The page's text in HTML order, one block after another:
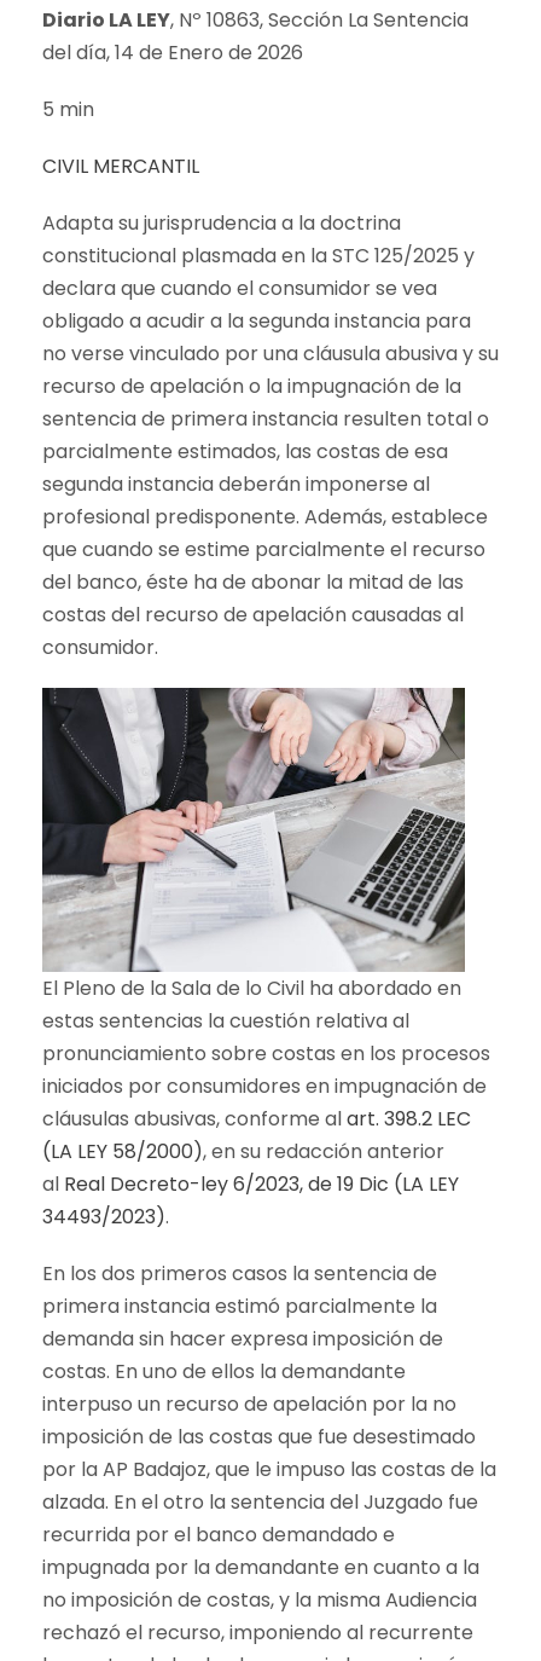
Diario LA LEY, Nº 10863, Sección La Sentencia
del día, 14 de Enero de 2026
5 min
CIVIL MERCANTIL
Adapta su jurisprudencia a la doctrina
constitucional plasmada en la STC 125/2025 y
declara que cuando el consumidor se vea
obligado a acudir a la segunda instancia para
no verse vinculado por una cláusula abusiva y su
recurso de apelación o la impugnación de la
sentencia de primera instancia resulten total o
parcialmente estimados, las costas de esa
segunda instancia deberán imponerse al
profesional predisponente. Además, establece
que cuando se estime parcialmente el recurso
del banco, éste ha de abonar la mitad de las
costas del recurso de apelación causadas al
consumidor.
El Pleno de la Sala de lo Civil ha abordado en
estas sentencias la cuestión relativa al
pronunciamiento sobre costas en los procesos
iniciados por consumidores en impugnación de
cláusulas abusivas, conforme alart. 398.2 LEC
(LA LEY 58/2000), en su redacción anterior
al Real Decreto-ley 6/2023, de 19 Dic (LA LEY
34493/2023).
En los dos primeros casos la sentencia de
primera instancia estimó parcialmente la
demanda sin hacer expresa imposición de
costas. En uno de ellos la demandante
interpuso un recurso de apelación por la no
imposición de las costas que fue desestimado
por la AP Badajoz, que le impuso las costas de la
alzada. En el otro la sentencia del Juzgado fue
recurrida por el banco demandado e
impugnada por la demandante en cuanto a la
no imposición de costas, y la misma Audiencia
rechazó el recurso, imponiendo al recurrente